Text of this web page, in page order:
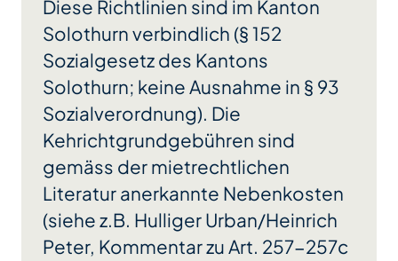
Diese Richtlinien sind im Kanton
Solothurn verbindlich (§ 152
Sozialgesetz des Kantons
Solothurn; keine Ausnahme in § 93
Sozialverordnung). Die
Kehrichtgrundgebühren sind
gemäss der mietrechtlichen
Literatur anerkannte Nebenkosten
(siehe z.B. Hulliger Urban/Heinrich
Peter, Kommentar zu Art. 257-257c